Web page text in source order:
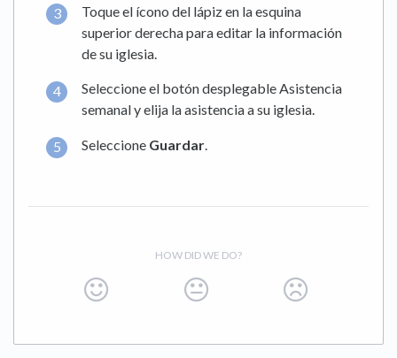
Toque el ícono del lápiz en la esquina
superior derecha para editar la información
de su iglesia.
Seleccione el botón desplegable Asistencia
semanal y elija la asistencia a su iglesia.
Seleccione Guardar.
HOW DID WE DO?